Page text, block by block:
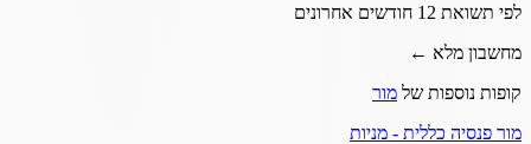
לפי תשואת 12 חודשים אחרונים
מחשבון מלא ←
קופות נוספות של מור
מור פנסיה כללית - מניות